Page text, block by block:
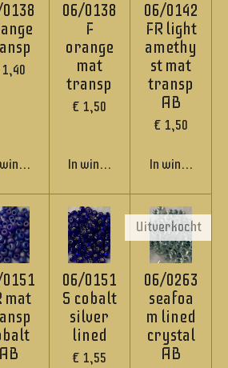
06/0138
F
orange
mat
transp
€ 1,50
In winkelwagen
06/0142
FR light
amethy
st mat
transp
AB
€ 1,50
In
mat
AB
06/0151
S cobalt
silver
lined
€ 1,55
Uitverkocht
06/0263
seafoa
m lined
crystal
AB